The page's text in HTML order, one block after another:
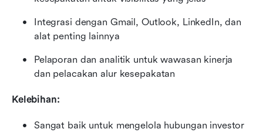
Integrasi dengan Gmail, Outlook, LinkedIn, dan
alat penting lainnya
Pelaporan dan analitik untuk wawasan kinerja
dan pelacakan alur kesepakatan
Kelebihan:
Sangat baik untuk mengelola hubungan investor